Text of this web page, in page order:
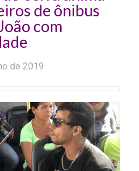
de ônibus
com
de 2019